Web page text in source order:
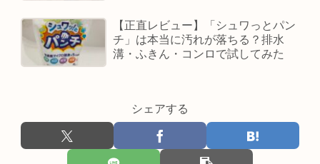
【正直レビュー】「シュワっとパン
チ」は本当に汚れが落ちる？排水
溝・ふきん・コンロで試してみた
シェアする